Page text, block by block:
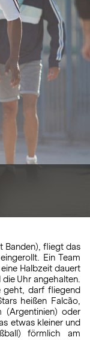
Banden), fliegt das
Ein Team
Halbzeit dauert
Uhr angehalten.
geht, darf fliegend
heißen Falcão,
(Argentinien) oder
etwas kleiner und
förmlich am